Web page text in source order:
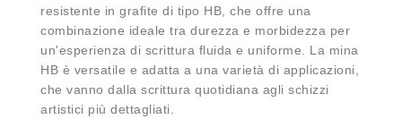
resistente in grafite di tipo HB, che offre una
combinazione ideale tra durezza e morbidezza per
un'esperienza di scrittura fluida e uniforme. La mina
HB è versatile e adatta a una varietà di applicazioni,
che vanno dalla scrittura quotidiana agli schizzi
artistici più dettagliati.